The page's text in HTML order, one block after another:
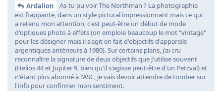
Ardalion
As-tu pu voir The Northman ? La photographie
est frappante, dans un style pictural impressionnant mais ce qui
a retenu mon attention, c'est peut-être un début de mode
d'optiques photo à effets (on emploie beaucoup le mot "vintage"
pour les désigner mais il s'agit en fait d'objectifs d'appareils
argentiques antérieurs à 1980). Sur certains plans, j'ai cru
reconnaître la signature de deux objectifs que j'utilise souvent
(Helios 44 et Jupiter 9, bien qu'il s'agisse peut-être d'un Petzval) et
n'étant plus abonné à l'ASC, je vais devoir attendre de tomber sur
l'info pour confirmer mon sentiment.